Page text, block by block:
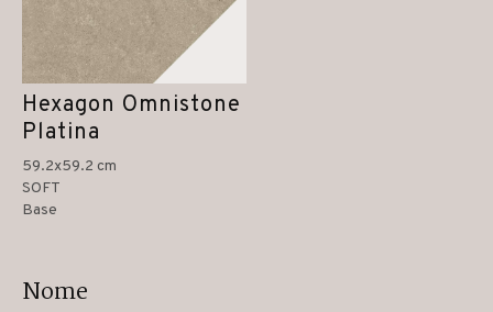
Hexagon Omnistone
Platina
59.2x59.2 cm
SOFT
Base
Nome